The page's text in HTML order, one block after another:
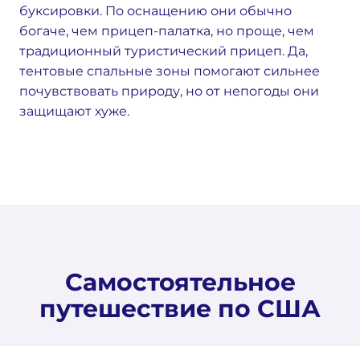
буксировки. По оснащению они обычно
богаче, чем прицеп-палатка, но проще, чем
традиционный туристический прицеп. Да,
тентовые спальные зоны помогают сильнее
почувствовать природу, но от непогоды они
защищают хуже.
Самостоятельное
путешествие по США